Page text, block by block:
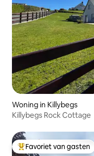
Woning in Killybegs
Killybegs Rock Cottage
Topfavoriet van gasten
Favoriet van gasten